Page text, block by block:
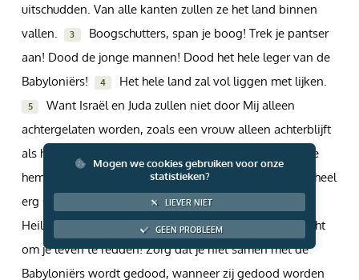
uitschudden. Van alle kanten zullen ze het land binnen
vallen.
3
Boogschutters, span je boog! Trek je pantser
aan! Dood de jonge mannen! Dood het hele leger van de
Babyloniërs!
4 Het hele land zal vol liggen met lijken.
5
Want Israël en Juda zullen niet door Mij alleen
achtergelaten worden, zoals een vrouw alleen achterblijft
als haar man gestorven is. Want Ik ben de Heer van de
hemelse legers. Ik blijf voor hen zorgen, ook al zijn ze heel
erg schuldig door hun ongehoorzaamheid aan Mij, de
Heilige God van Israël.
6
Vlucht uit Babel weg! Vlucht
om je leven te redden! Zorg dat je niet samen met de
Babyloniërs wordt gedood, wanneer zij gedood worden
Mogen we cookies gebruiken voor onze
statistieken?
LIEVER NIET
GEEN PROBLEEM